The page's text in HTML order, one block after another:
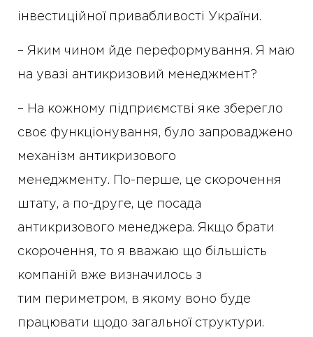
інвестиційної привабливості України.
– Яким чином йде переформування. Я маю
на увазі антикризовий менеджмент?
– На кожному підприємстві яке зберегло
своє функціонування, було запроваджено
механізм антикризового
менеджменту. По-перше, це скорочення
штату, а по-друге, це посада
антикризового менеджера. Якщо брати
скорочення, то я вважаю що більшість
компаній вже визначилось з
тим периметром, в якому воно буде
працювати щодо загальної структури.